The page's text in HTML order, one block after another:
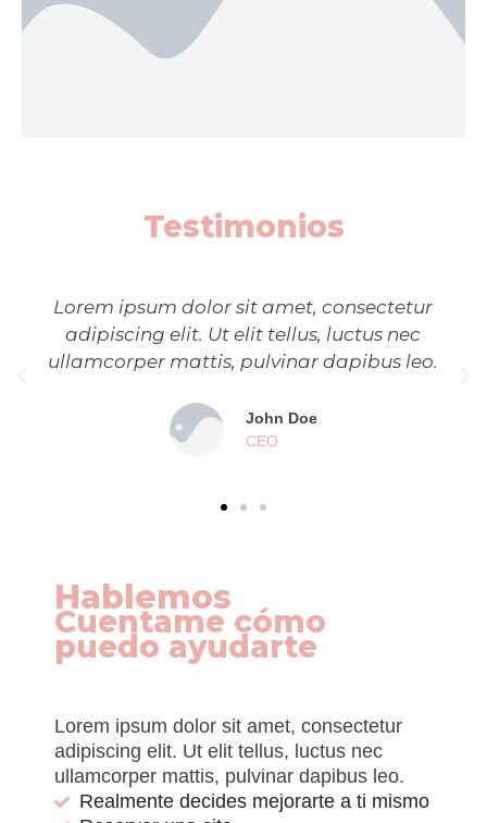
Testimonios
ipsum dolor sit amet, consectetur
elit. Ut elit tellus, luctus nec
mattis, pulvinar dapibus leo.
John Doe
CEO
Hablemos
Cuentame cómo
puedo ayudarte
Lorem ipsum dolor sit amet, consectetur
adipiscing elit. Ut elit tellus, luctus nec
ullamcorper mattis, pulvinar dapibus leo.
Realmente decides mejorarte a ti mismo